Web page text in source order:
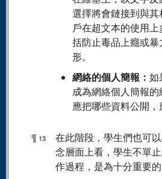
選擇將會鏈接到與
戶在超文本的使用
括防止毒品上癮或
形。
網絡的個人簡報： 如
成為網絡個人簡報
應把哪些資料公開，
¶ 13
在此階段，學生們也可
念層面上看，學生不單
作過程，是為十分重要的